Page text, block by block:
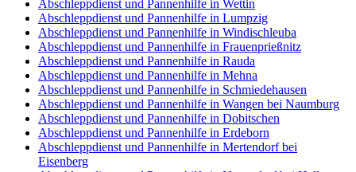
Abschleppdienst und Pannenhilfe in Wettin
Abschleppdienst und Pannenhilfe in Lumpzig
Abschleppdienst und Pannenhilfe in Windischleuba
Abschleppdienst und Pannenhilfe in Frauenprießnitz
Abschleppdienst und Pannenhilfe in Rauda
Abschleppdienst und Pannenhilfe in Mehna
Abschleppdienst und Pannenhilfe in Schmiedehausen
Abschleppdienst und Pannenhilfe in Wangen bei Naumburg
Abschleppdienst und Pannenhilfe in Dobitschen
Abschleppdienst und Pannenhilfe in Erdeborn
Abschleppdienst und Pannenhilfe in Mertendorf bei
Eisenberg